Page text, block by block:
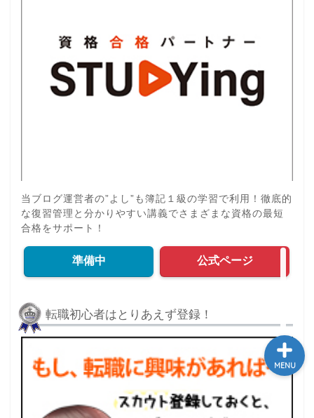
当ブログ運営者の”よし”も簿記１級の学習で利用！徹底的
な復習管理と分かりやすい講義でさまざまな資格の最短
合格をサポート！
準備中 公式ページ
転職初心者はとりあえず登録！
MENU
ふるさと納税